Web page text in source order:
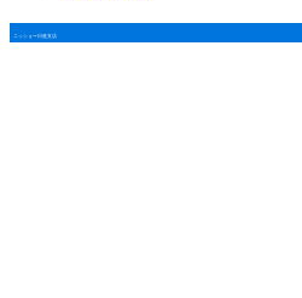
ニッショー日進支店